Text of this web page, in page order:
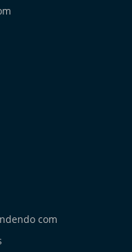
com